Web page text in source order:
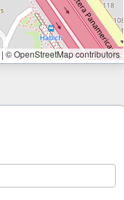
| © OpenStreetMap contributors